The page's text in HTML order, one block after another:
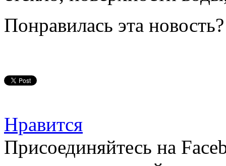
Понравилась эта
Нравится
Присоединяйтесь на